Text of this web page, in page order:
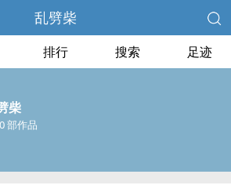
乱劈柴
排行 搜索 足迹
柴
部作品